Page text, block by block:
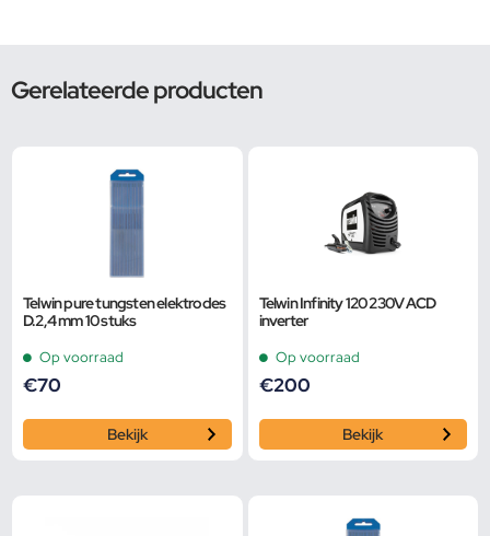
Gerelateerde producten
Telwin pure tungsten elektrodes
D.2,4 mm 10 stuks
Op voorraad
€70
Bekijk
Telwin Infinity 120 230V ACD
inverter
Op voorraad
€200
Bekijk